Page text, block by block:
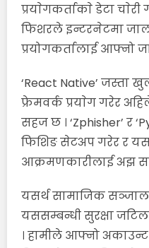
प्रयाेगकर्ताकाे डेटा
फिशरले इन्टरनेटमा
प्रयोगकर्तालाई आफ्नो
‘React Native’ जस्ता
फ्रेमवर्क प्रयाेग गरेर
सहज छ । ‘Zphisher’ र
फिशिङ सेटअप गरेर र
आक्रमणकारीलाई अझ
यसर्थ सामाजिक
यससम्बन्धी सुरक्षा
। हामीले आफ्नो अकाउन्ट